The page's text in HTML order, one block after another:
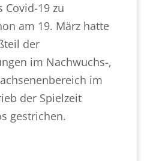
Covid-19 zu
am 19. März hatte
der
im Nachwuchs-,
im
der Spielzeit
gestrichen.